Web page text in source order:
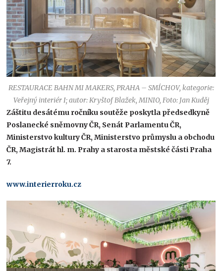
RESTAURACE BAHN MI MAKERS, PRAHA – SMÍCHOV, kategorie:
Veřejný interiér I; autor: Kryštof Blažek, MINIO, Foto: Jan Kuděj
Záštitu desátému ročníku soutěže poskytla předsedkyně
Poslanecké sněmovny ČR, Senát Parlamentu ČR,
Ministerstvo kultury ČR, Ministerstvo průmyslu a obchodu
ČR, Magistrát hl. m. Prahy a starosta městské části Praha
7.
www.interierroku.cz